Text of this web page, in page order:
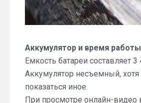
Аккумулятор и время работы
Емкость батареи составляет
Аккумулятор несъемный,
показаться иное.
При просмотре онлайн-видео